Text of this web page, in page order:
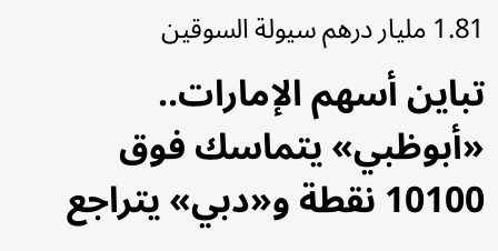
1.81 مليار درهم سيولة السوقين
تباين أسهم الإمارات..
«أبوظبي» يتماسك فوق
10100 نقطة و«دبي» يتراجع